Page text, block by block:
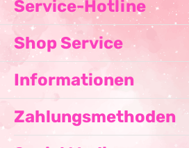
Service-Hotline
Shop Service
Informationen
Zahlungsmethoden